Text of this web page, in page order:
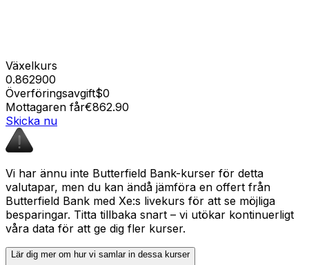
Växelkurs
0.862900
Överföringsavgift$0
Mottagaren får€862.90
Skicka nu
Vi har ännu inte Butterfield Bank-kurser för detta
valutapar, men du kan ändå jämföra en offert från
Butterfield Bank med Xe:s livekurs för att se möjliga
besparingar. Titta tillbaka snart – vi utökar kontinuerligt
våra data för att ge dig fler kurser.
Lär dig mer om hur vi samlar in dessa kurser